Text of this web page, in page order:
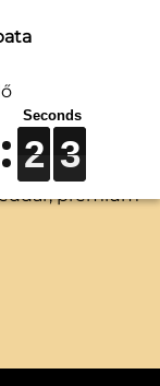
prémium
2
2
2
2 3
3
3
3